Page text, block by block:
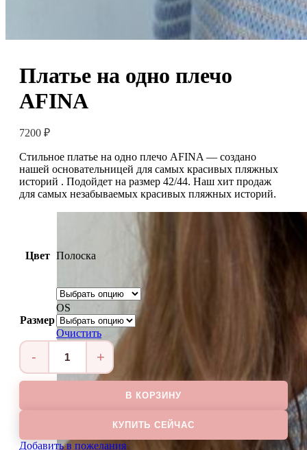
Платье на одно плечо
AFINA
7200 ₽
Стильное платье на одно плечо AFINA — создано
нашей основательницей для самых красивых пляжных
историй . Подойдет на размер 42/44. Наш хит продаж
для самых незабываемых красивых пляжных историй.
Цвет Полоска
Размер
OS
Очистить
Количество
товара
Платье
одно
AFINA
В КОРЗИНУ
КУПИТЬ СЕЙЧАС
Добавить в пожелания